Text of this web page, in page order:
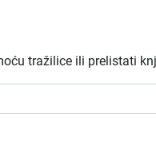
tražilice ili prelistati